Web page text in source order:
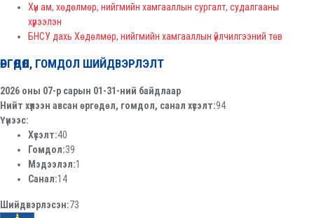
Хүн ам, хөдөлмөр, нийгмийн хамгааллын сургалт, судалгааны
хүрээлэн
БНСУ дахь Хөдөлмөр, нийгмийн хамгааллын үйлчилгээний төв
ӨРГӨДӨЛ, ГОМДОЛ ШИЙДВЭРЛЭЛТ
2026 оны 07-р сарын 01-31-ний байдлаар
Нийт хүлээн авсан өргөдөл, гомдол, санал хүсэлт:94
Үүнээс:
Хүсэлт:40
Гомдол:39
Мэдээлэл:1
Санал:14
Шийдвэрлэсэн:73